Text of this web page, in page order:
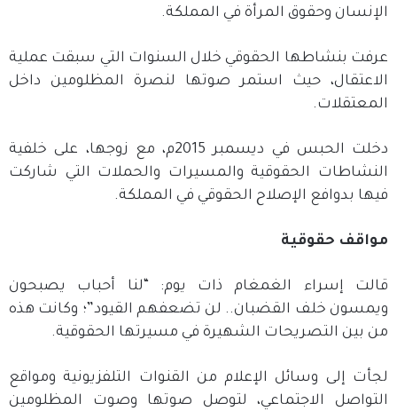
الإنسان وحقوق المرأة في المملكة.
عرفت بنشاطها الحقوقي خلال السنوات التي سبقت عملية
الاعتقال، حيث استمر صوتها لنصرة المظلومين داخل
المعتقلات.
دخلت الحبس في ديسمبر 2015م، مع زوجها، على خلفية
النشاطات الحقوقية والمسيرات والحملات التي شاركت
فيها بدوافع الإصلاح الحقوقي في المملكة.
مواقف حقوقية
قالت إسراء الغمغام ذات يوم: “لنا أحباب يصبحون
ويمسون خلف القضبان.. لن تضعفهم القيود”؛ وكانت هذه
من بين التصريحات الشهيرة في مسيرتها الحقوقية.
لجأت إلى وسائل الإعلام من القنوات التلفزيونية ومواقع
التواصل الاجتماعي، لتوصل صوتها وصوت المظلومين